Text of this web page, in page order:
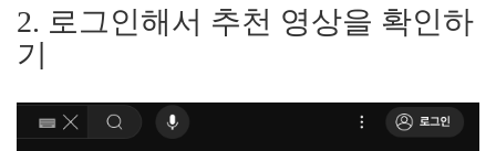
2. 로그인해서 추천 영상을 확인하
기